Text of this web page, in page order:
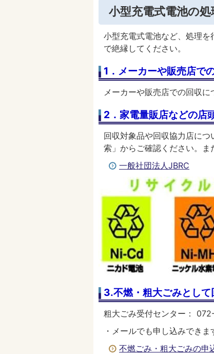
小型充電式電池の処
小型充電式電池など、処理
で絶縁してください。
1．メーカーや販売店で
メーカーや販売店での回収に
2．家電量販店などの店
回収対象品や回収協力店につ
索」からご確認ください。ま
一般社団法人JBRC
3.不燃・粗大ごみとして
粗大ごみ受付センター：
・メールでも申し込みでき
不燃ごみ・粗大ごみの申